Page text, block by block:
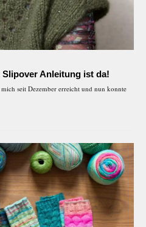
Anleitung ist da!
seit Dezember erreicht und nun konnte